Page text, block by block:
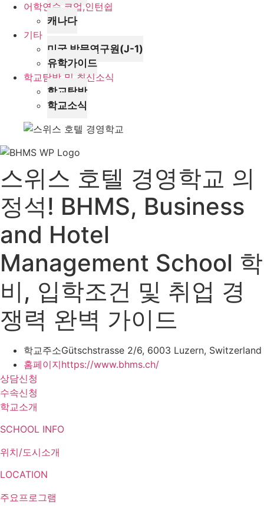
어학연수,코업,인턴쉽
캐나다
기타
미국 방문연구원(J-1)
유학가이드
학교탐방 및 최신소식
학교탐방
학교소식
스위스 호텔 경영학교 의
정석! BHMS, Business
and Hotel
Management School 학
비, 입학조건 및 취업 경
쟁력 완벽 가이드
학교주소Gütschstrasse 2/6, 6003 Luzern, Switzerland
홈페이지https://www.bhms.ch/
상담신청
수속신청
학교소개
SCHOOL INFO
위치/도시소개
LOCATION
주요프로그램